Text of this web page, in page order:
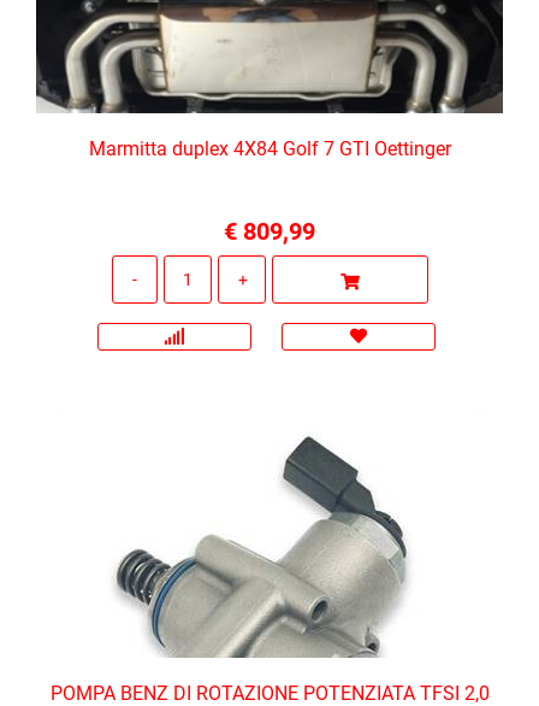
Marmitta duplex 4X84 Golf 7 GTI Oettinger
€ 809,99
POMPA BENZ DI ROTAZIONE POTENZIATA TFSI 2,0